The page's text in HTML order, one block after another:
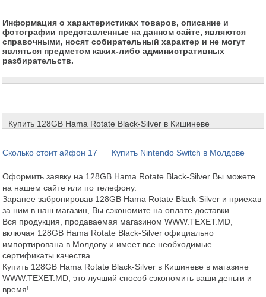
Информация о характеристиках товаров, описание и
фотографии представленные на данном сайте, являются
справочными, носят собирательный характер и не могут
являться предметом каких-либо административных
разбирательств.
Купить 128GB Hama Rotate Black-Silver в Кишиневе
Сколько стоит айфон 17 Купить Nintendo Switch в Молдове
Оформить заявку на 128GB Hama Rotate Black-Silver Вы можете
на нашем сайте или по телефону.
Заранее забронировав 128GB Hama Rotate Black-Silver и приехав
за ним в наш магазин, Вы сэкономите на оплате доставки.
Вся продукция, продаваемая магазином WWW.TEXET.MD,
включая 128GB Hama Rotate Black-Silver официально
импортирована в Молдову и имеет все необходимые
сертификаты качества.
Купить 128GB Hama Rotate Black-Silver в Кишиневе в магазине
WWW.TEXET.MD, это лучший способ сэкономить ваши деньги и
время!